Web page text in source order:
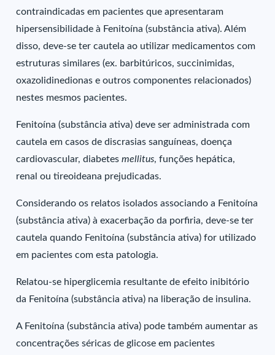
contraindicadas em pacientes que apresentaram
hipersensibilidade à Fenitoína (substância ativa). Além
disso, deve-se ter cautela ao utilizar medicamentos com
estruturas similares (ex. barbitúricos, succinimidas,
oxazolidinedionas e outros componentes relacionados)
nestes mesmos pacientes.
Fenitoína (substância ativa) deve ser administrada com
cautela em casos de discrasias sanguíneas, doença
cardiovascular, diabetes mellitus, funções hepática,
renal ou tireoideana prejudicadas.
Considerando os relatos isolados associando a Fenitoína
(substância ativa) à exacerbação da porfiria, deve-se ter
cautela quando Fenitoína (substância ativa) for utilizado
em pacientes com esta patologia.
Relatou-se hiperglicemia resultante de efeito inibitório
da Fenitoína (substância ativa) na liberação de insulina.
A Fenitoína (substância ativa) pode também aumentar as
concentrações séricas de glicose em pacientes